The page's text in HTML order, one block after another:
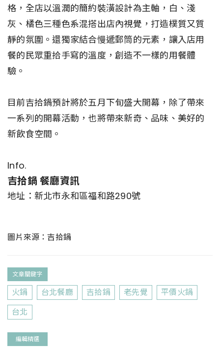
格，全店以溫潤的簡約裝潢設計為主軸，白、淺
灰、橘色三種色系混搭出店內視覺，打造樸質又質
靜的氛圍。還獨家結合慢遞郵筒的元素，讓入店用
餐的民眾重拾手寫的溫度，創造不一樣的用餐體
驗。
目前吉拾鍋預計將於五月下旬盛大開幕，除了帶來
一系列的開幕活動，也將帶來新奇、品味、美好的
新飲食空間。
Info.
吉拾鍋 餐廳資訊
地址：新北市永和區福和路290號
圖片來源：吉拾鍋
文章關鍵字
火鍋 台北餐廳 吉拾鍋 老先覺
平價火鍋
台北
編輯精選